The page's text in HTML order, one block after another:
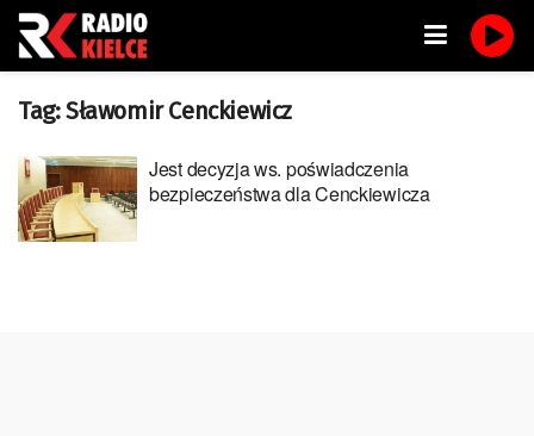
Tag:Sławomir Cenckiewicz
Jest decyzja ws. poświadczenia
bezpieczeństwa dla Cenckiewicza